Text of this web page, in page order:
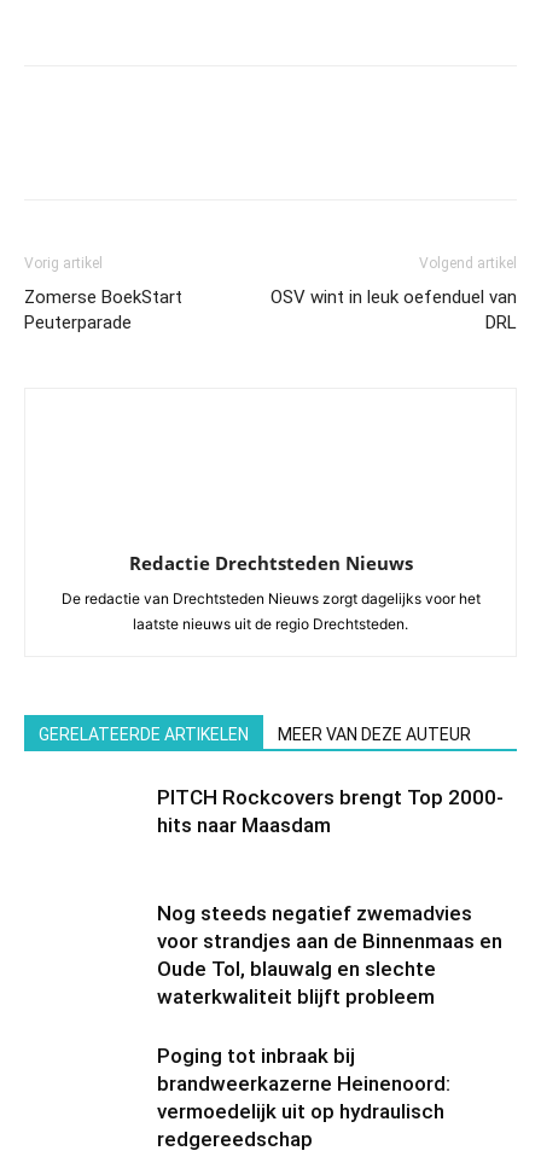
Vorig artikel
Zomerse BoekStart
Peuterparade
Volgend artikel
OSV wint in leuk oefenduel van
DRL
Redactie Drechtsteden Nieuws
De redactie van Drechtsteden Nieuws zorgt dagelijks voor het
laatste nieuws uit de regio Drechtsteden.
GERELATEERDE ARTIKELEN MEER VAN DEZE AUTEUR
PITCH Rockcovers brengt Top 2000-
hits naar Maasdam
Nog steeds negatief zwemadvies
voor strandjes aan de Binnenmaas en
Oude Tol, blauwalg en slechte
waterkwaliteit blijft probleem
Poging tot inbraak bij
brandweerkazerne Heinenoord:
vermoedelijk uit op hydraulisch
redgereedschap